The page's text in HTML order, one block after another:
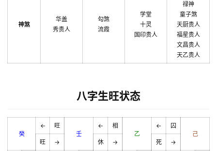
神煞
华盖
秀贵人
勾煞
流霞
学堂
十灵
国印贵人
禄神
童子煞
天厨贵人
福星贵人
文昌贵人
天乙贵人
八字生旺状态
癸
←
旺
壬
←
相
乙
←
囚
己
旺
→ 休 → 死 →